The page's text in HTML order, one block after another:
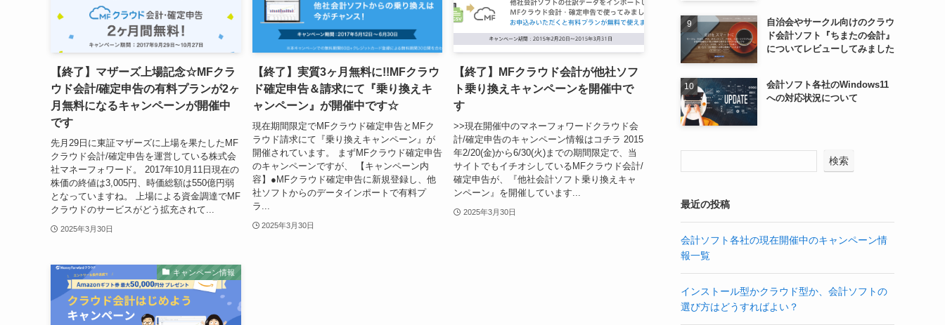
【終了】マザーズ上場記念☆MFクラ
ウド会計/確定申告の有料プランが2ヶ
月無料になるキャンペーンが開催中
です
先月29日に東証マザーズに上場を果たしたMF
クラウド会計/確定申告を運営している株式会
社マネーフォワード。 2017年10月11日現在の
株価の終値は3,005円、時価総額は550億円弱
となっていますね。 上場による資金調達でMF
クラウドのサービスがどう拡充されて...
2025年3月30日
【終了】実質3ヶ月無料に!!MFクラウ
ド確定申告＆請求にて『乗り換えキ
ャンペーン』が開催中です☆
現在期間限定でMFクラウド確定申告とMFク
ラウド請求にて『乗り換えキャンペーン』が
開催されています。 まずMFクラウド確定申告
のキャンペーンですが、 【キャンペーン内
容】●MFクラウド確定申告に新規登録し、他
社ソフトからのデータインポートで有料プ
ラ...
2025年3月30日
【終了】MFクラウド会計が他社ソフ
ト乗り換えキャンペーンを開催中で
す
>>現在開催中のマネーフォワードクラウド会
計/確定申告のキャンペーン情報はコチラ 2015
年2/20(金)から6/30(火)までの期間限定で、当
サイトでもイチオシしているMFクラウド会計/
確定申告が、『他社会計ソフト乗り換えキャ
ンペーン』を開催しています...
2025年3月30日
キャンペーン情報
自治会やサークル向けのクラウ
ド会計ソフト『ちまたの会計』
についてレビューしてみました
会計ソフト各社のWindows11
への対応状況について
検索
最近の投稿
会計ソフト各社の現在開催中のキャンペーン情
報一覧
インストール型かクラウド型か、会計ソフトの
選び方はどうすればよい？